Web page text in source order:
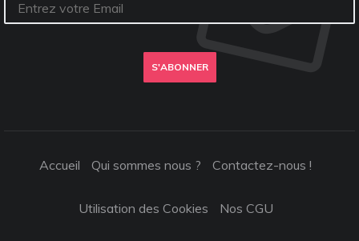
S'ABONNER
Accueil Qui sommes nous ? Contactez-nous !
Utilisation des Cookies Nos CGU